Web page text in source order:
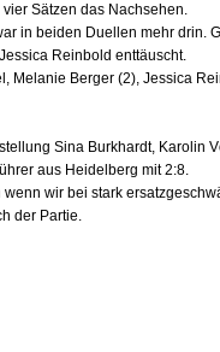
Sätzen das Nachsehen.
in beiden Duellen mehr drin.
Reinbold enttäuscht.
Melanie Berger (2), Jessica
Sina Burkhardt, Karolin
aus Heidelberg mit 2:8.
wir bei stark
der Partie.